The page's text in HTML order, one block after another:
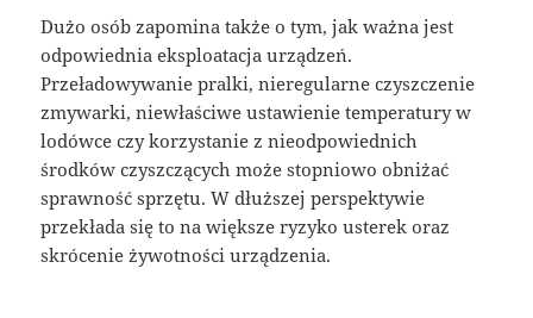
Dużo osób zapomina także o tym, jak ważna jest
odpowiednia eksploatacja urządzeń.
Przeładowywanie pralki, nieregularne czyszczenie
zmywarki, niewłaściwe ustawienie temperatury w
lodówce czy korzystanie z nieodpowiednich
środków czyszczących może stopniowo obniżać
sprawność sprzętu. W dłuższej perspektywie
przekłada się to na większe ryzyko usterek oraz
skrócenie żywotności urządzenia.